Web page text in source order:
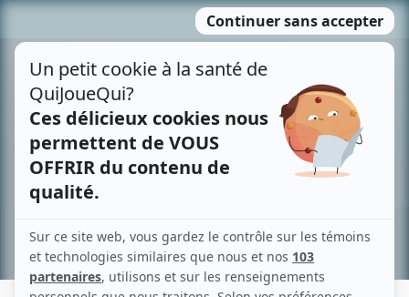
MENU
contenu
Recherche avancée »